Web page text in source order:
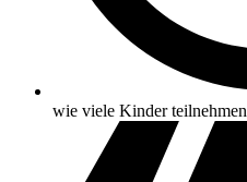
wie viele Kinder teilnehmen